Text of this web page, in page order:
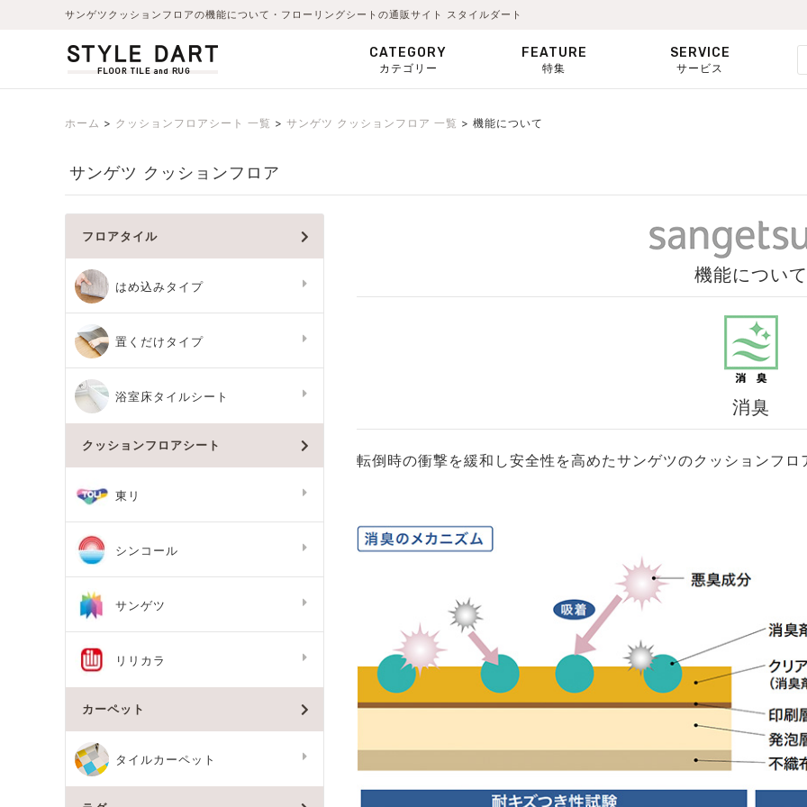
サンゲツクッションフロアの機能について・フローリングシートの通販サイト スタイルダート
CATEGORY
カテゴリー
FEATURE
特集
SERVICE
サービス
ホーム クッションフロアシート 一覧 サンゲツ クッションフロア 一覧 機能について
サンゲツ クッションフロア
機能について
消臭
転倒時の衝撃を緩和し安全性を高めたサンゲツのクッションフロ
フロアタイル
はめ込みタイプ
置くだけタイプ
浴室床タイルシート
クッションフロアシート
東リ
シンコール
サンゲツ
リリカラ
カーペット
タイルカーペット